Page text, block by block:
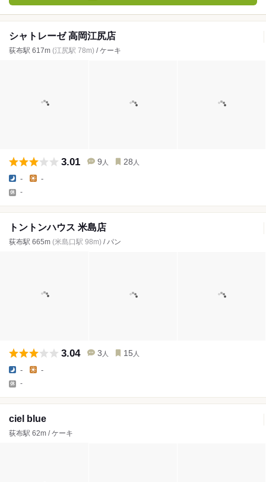
シャトレーゼ 高岡江尻店
荻布駅 617m (江尻駅 78m) / ケーキ
3.01 9 人 28 人
- -
-
トントンハウス 米島店
荻布駅 665m (米島口駅 98m) / パン
3.04 3 人 15 人
- -
-
ciel blue
荻布駅 62m / ケーキ